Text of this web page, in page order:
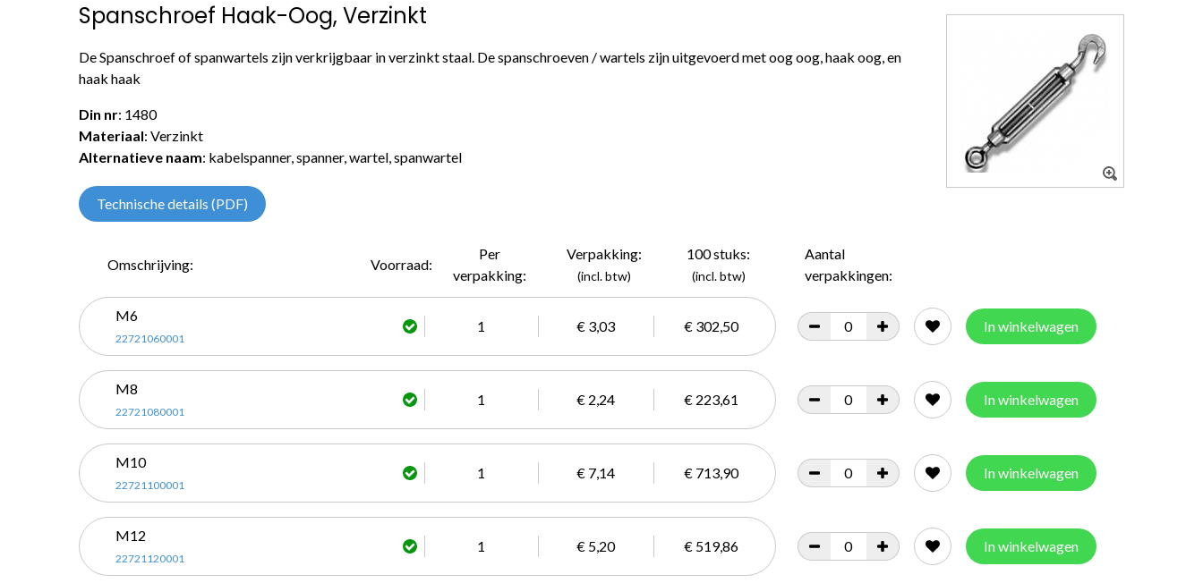
Spanschroef Haak-Oog, Verzinkt
De Spanschroef of spanwartels zijn verkrijgbaar in verzinkt staal. De spanschroeven / wartels zijn uitgevoerd met oog oog, haak oog, en
haak haak
Din nr: 1480
Materiaal: Verzinkt
Alternatieve naam: kabelspanner, spanner, wartel, spanwartel
Technische details (PDF)
Omschrijving: Voorraad:
Per
verpakking:
Verpakking:
(incl. btw)
100 stuks:
(incl. btw)
Aantal
verpakkingen:
M6
22721060001
1 € 3,03 € 302,50 In winkelwagen
M8
22721080001
1 € 2,24 € 223,61 In winkelwagen
M10
22721100001
1 € 7,14 € 713,90 In winkelwagen
M12
22721120001
1 € 5,20 € 519,86 In winkelwagen